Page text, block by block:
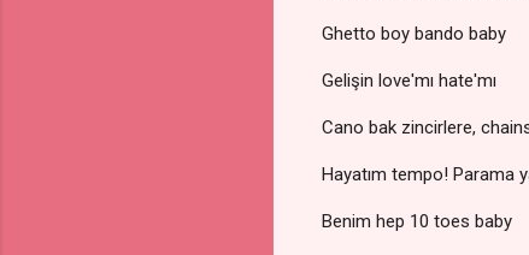
Ghetto boy bando baby
Gelişin love'mı hate'mı
Cano bak zincirlere,
Hayatım tempo! Parama
Benim hep 10 toes baby